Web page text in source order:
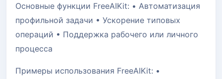
Основные функции FreeAIKit: • Автоматизация
профильной задачи • Ускорение типовых
операций • Поддержка рабочего или личного
процесса
Примеры использования FreeAIKit: •